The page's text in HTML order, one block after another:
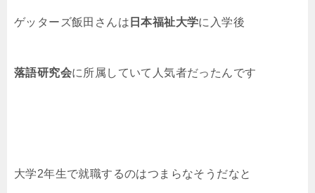
ゲッターズ飯田さんは 日本福祉大学に入学後
落語研究会に所属していて人気者だったんです
大学2年生で就職するのはつまらなそうだなと